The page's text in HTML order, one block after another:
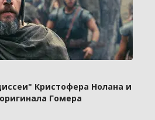
Кристофера Нолана и
Гомера